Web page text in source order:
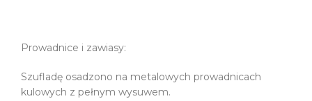
Prowadnice i zawiasy:
Szufladę osadzono na metalowych prowadnicach
kulowych z pełnym wysuwem.